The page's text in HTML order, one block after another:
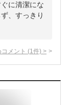
に清潔にな
、すっきり
メント (1 件) >